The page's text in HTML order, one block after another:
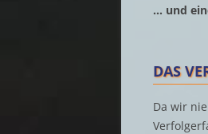
… und
DAS
Da wir